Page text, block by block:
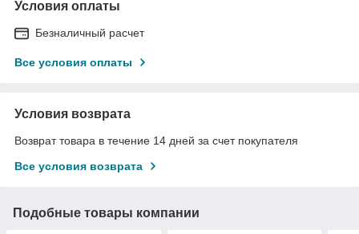
Условия оплаты
Безналичный расчет
Все условия оплаты
Условия возврата
Возврат товара в течение 14 дней за счет покупателя
Все условия возврата
Подобные товары компании